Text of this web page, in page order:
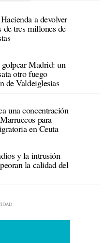
a devolver
tres millones de
Madrid: un
otro fuego
de Valdeiglesias
una concentración
para
en Ceuta
y la intrusión
la calidad del